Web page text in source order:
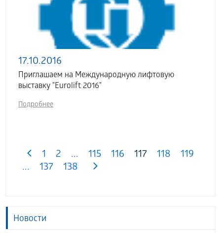
Новости
17.10.2016
Приглашаем на Международную лифтовую
выставку "Eurolift 2016"
Подробнее
1 2 ... 115 116 117 118
119
...
137 138